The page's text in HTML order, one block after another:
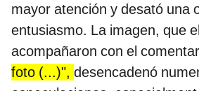
mayor atención y desató una
entusiasmo. La imagen, que
acompañaron con el
foto (...)", desencadenó